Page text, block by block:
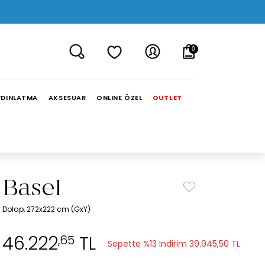
0
AKSESUAR ONLINE ÖZEL OUTLET
Basel
Dolap, 272x222 cm (GxY)
46.222,65 TL Sepette %13 İndirim 39.945,50 TL